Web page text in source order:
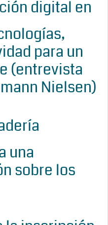
digital en
para un
(entrevista
Nielsen)
una
sobre los